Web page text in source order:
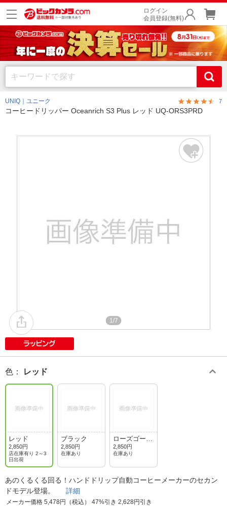
ログイン
会員登録(無料)
UNIQ｜ユニーク 7
コーヒードリッパー Oceanrich S3 Plus レッド UQ-ORS3PRD
1/7
色 ： レッド
レッド
2,850円
店在庫有り 2～3
日出荷
ブラック
2,850円
在庫あり
ローズゴール
ド
2,850円
在庫あり
あのくるくる回る！ハンドドリップ自動コーヒーメーカーのセカン
ドモデル登場。 詳細
メーカー価格 5,478円（税込） 47%引き 2,628円引き